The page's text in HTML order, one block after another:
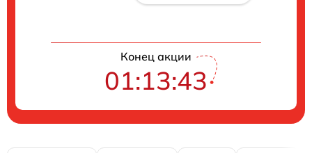
Конец акции
01:13:42